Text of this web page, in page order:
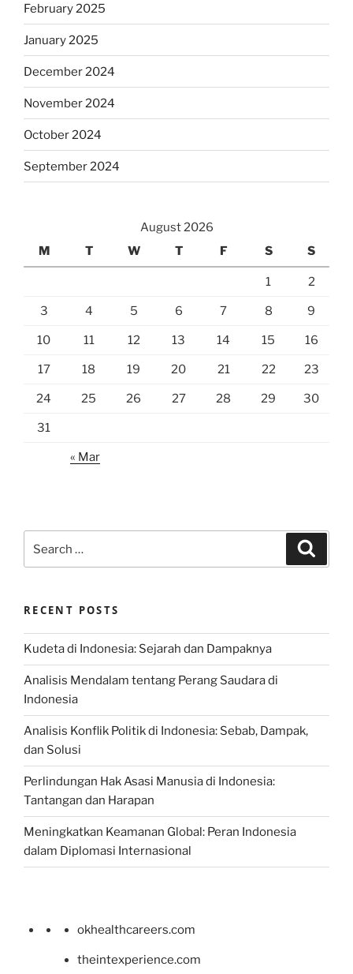
February 2025
January 2025
December 2024
November 2024
October 2024
September 2024
August 2026
M
T W T F S S
1 2
3 4 5 6 7 8 9
10 11 12 13 14 15 16
17 18 19 20 21 22 23
24 25 26 27 28 29 30
31
« Mar
for:
RECENT POSTS
Kudeta di Indonesia: Sejarah dan Dampaknya
Analisis Mendalam tentang Perang Saudara di
Indonesia
Analisis Konflik Politik di Indonesia: Sebab, Dampak,
dan Solusi
Perlindungan Hak Asasi Manusia di Indonesia:
Tantangan dan Harapan
Meningkatkan Keamanan Global: Peran Indonesia
dalam Diplomasi Internasional
okhealthcareers.com
theintexperience.com